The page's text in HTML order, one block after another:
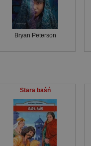
Bryan Peterson
Stara baśń